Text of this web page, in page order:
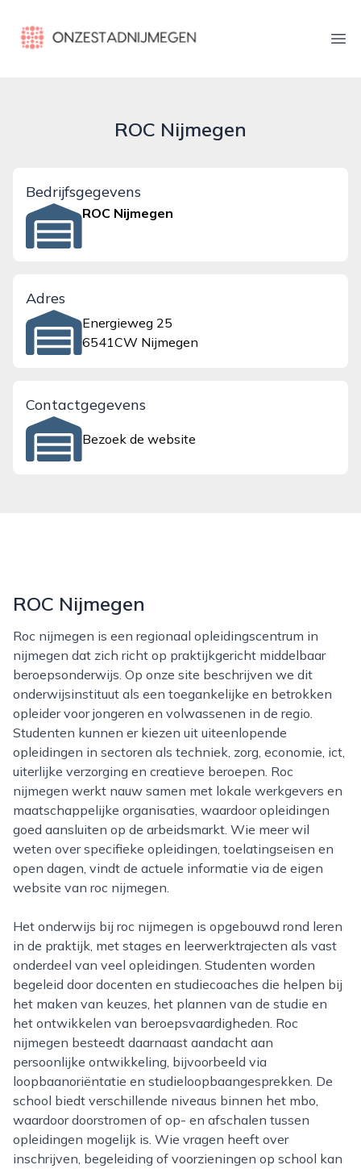
onzestadnijmegen.nl
ROC Nijmegen
Bedrijfsgegevens
ROC Nijmegen
Adres
Energieweg 25
6541CW Nijmegen
Contactgegevens
Bezoek de website
ROC Nijmegen
Roc nijmegen is een regionaal opleidingscentrum in
nijmegen dat zich richt op praktijkgericht middelbaar
beroepsonderwijs. Op onze site beschrijven we dit
onderwijsinstituut als een toegankelijke en betrokken
opleider voor jongeren en volwassenen in de regio.
Studenten kunnen er kiezen uit uiteenlopende
opleidingen in sectoren als techniek, zorg, economie, ict,
uiterlijke verzorging en creatieve beroepen. Roc
nijmegen werkt nauw samen met lokale werkgevers en
maatschappelijke organisaties, waardoor opleidingen
goed aansluiten op de arbeidsmarkt. Wie meer wil
weten over specifieke opleidingen, toelatingseisen en
open dagen, vindt de actuele informatie via de eigen
website van roc nijmegen.
Het onderwijs bij roc nijmegen is opgebouwd rond leren
in de praktijk, met stages en leerwerktrajecten als vast
onderdeel van veel opleidingen. Studenten worden
begeleid door docenten en studiecoaches die helpen bij
het maken van keuzes, het plannen van de studie en
het ontwikkelen van beroepsvaardigheden. Roc
nijmegen besteedt daarnaast aandacht aan
persoonlijke ontwikkeling, bijvoorbeeld via
loopbaanoriëntatie en studieloopbaangesprekken. De
school biedt verschillende niveaus binnen het mbo,
waardoor doorstromen of op- en afschalen tussen
opleidingen mogelijk is. Wie vragen heeft over
inschrijven, begeleiding of voorzieningen op school kan